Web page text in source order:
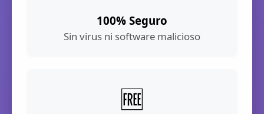
100% Seguro
Sin virus ni software malicioso
🆓